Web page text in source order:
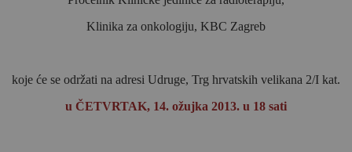
Klinika za onkologiju, KBC Zagreb
koje će se održati na adresi Udruge, Trg hrvatskih velikana 2/I kat.
u ČETVRTAK, 14. ožujka 2013. u 18 sati